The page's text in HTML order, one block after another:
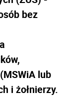
bez
lub
i żołnierzy.